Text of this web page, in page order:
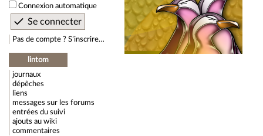
Connexion automatique
Pas de compte ? S’inscrire…
lintom
journaux
dépêches
liens
messages sur les forums
entrées du suivi
ajouts au wiki
commentaires